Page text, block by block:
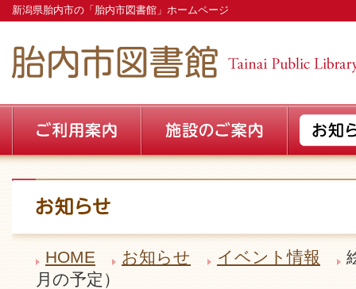
新潟県胎内市の「胎内市図書館」ホームページ
HOME お知らせ イベント情報
月の予定）